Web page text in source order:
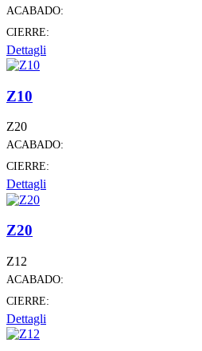
ACABADO:
CIERRE:
Dettagli
Z10
Z20
ACABADO:
CIERRE:
Dettagli
Z20
Z12
ACABADO:
CIERRE:
Dettagli